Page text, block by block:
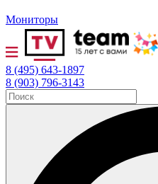
Мониторы
8 (495) 643-1897
8 (903) 796-3143